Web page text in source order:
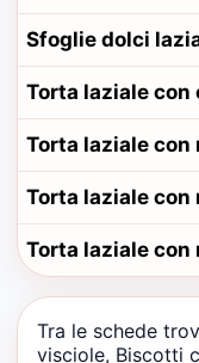
Sfoglie dolci
Torta laziale con
Torta laziale
Tra le schede
visciole, Biscotti